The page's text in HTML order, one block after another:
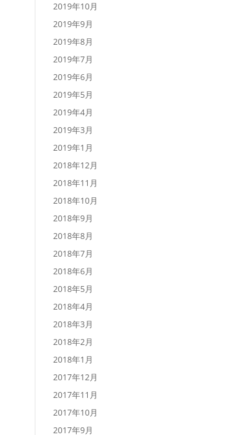
2019年10月
2019年9月
2019年8月
2019年7月
2019年6月
2019年5月
2019年4月
2019年3月
2019年1月
2018年12月
2018年11月
2018年10月
2018年9月
2018年8月
2018年7月
2018年6月
2018年5月
2018年4月
2018年3月
2018年2月
2018年1月
2017年12月
2017年11月
2017年10月
2017年9月